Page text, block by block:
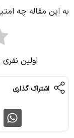
به این مقاله چه
اولین
اشتراک گذاری